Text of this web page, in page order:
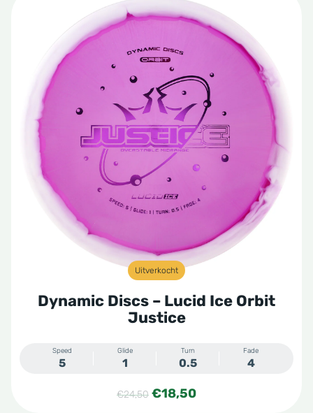
Uitverkocht
Dynamic Discs – Lucid Ice Orbit
Justice
Speed
5
Glide
1
Turn
0.5
Fade
4
€24,50 Oorspronkelijke
€18,50Huidige